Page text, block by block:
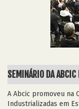
SEMINÁRIO DA
A Abcic promoveu na
Industrializadas em